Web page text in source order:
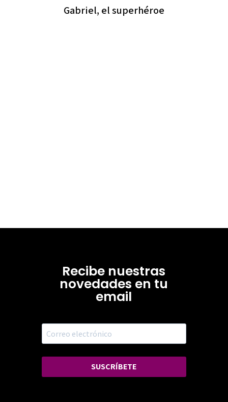
Gabriel, el superhéroe
Recibe nuestras
novedades en tu
email
SUSCRÍBETE